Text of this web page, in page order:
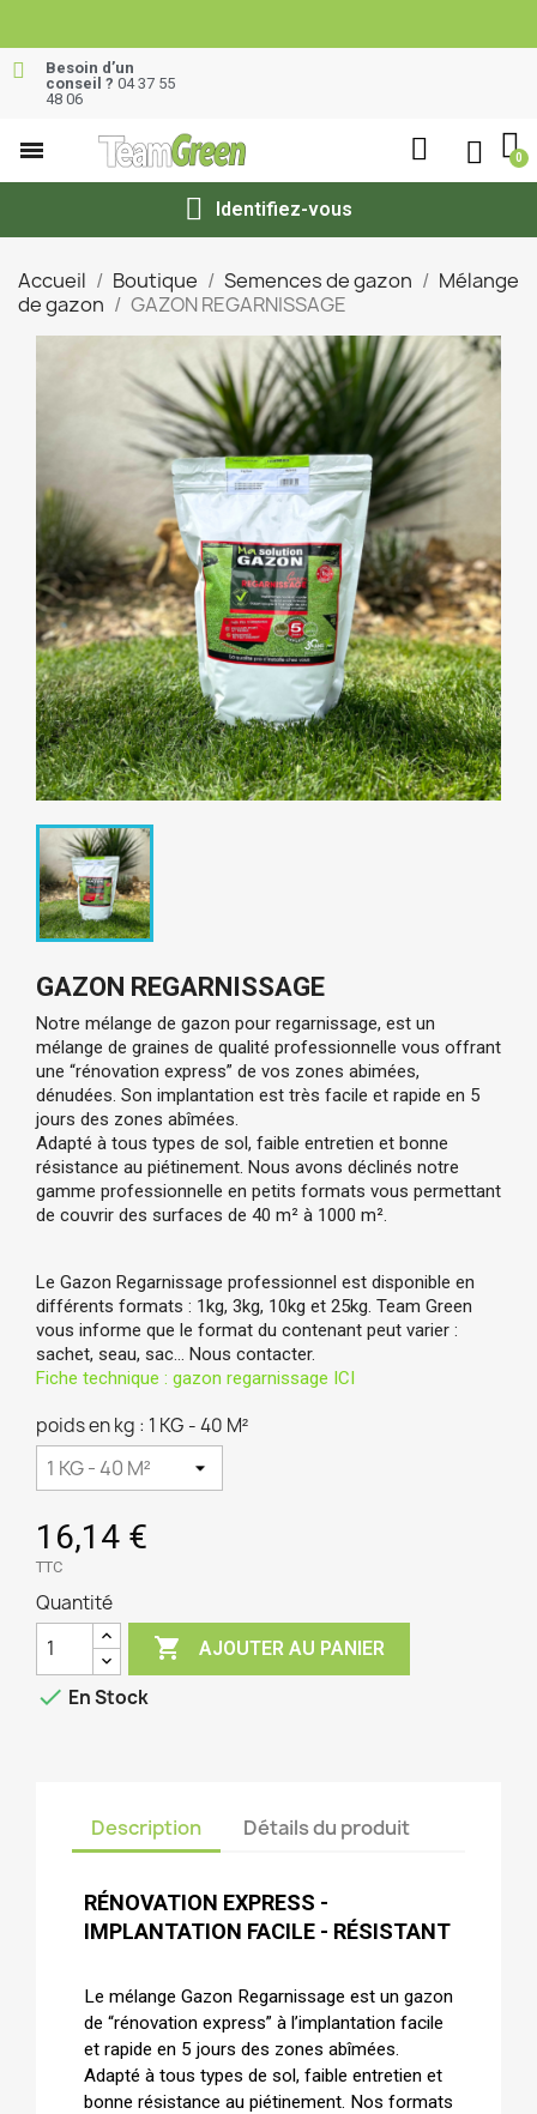
Besoin d’un
conseil ? 04 37 55
48 06
Identifiez-vous
Accueil Boutique Semences de gazon
Mélange
de gazon
GAZON REGARNISSAGE
GAZON REGARNISSAGE
Notre mélange de gazon pour regarnissage, est un
mélange de graines de qualité professionnelle vous offrant
une “rénovation express” de vos zones abimées,
dénudées. Son implantation est très facile et rapide en 5
jours des zones abîmées.
Adapté à tous types de sol, faible entretien et bonne
résistance au piétinement. Nous avons déclinés notre
gamme professionnelle en petits formats vous permettant
de couvrir des surfaces de 40 m² à 1000 m².
Le Gazon Regarnissage professionnel est disponible en
différents formats : 1kg, 3kg, 10kg et 25kg. Team Green
vous informe que le format du contenant peut varier :
sachet, seau, sac… Nous contacter.
Fiche technique : gazon regarnissage ICI
poids en kg : 1 KG - 40 M²
16,14 €
TTC
Quantité
 AJOUTER AU PANIER
 En Stock
Description Détails du produit
RÉNOVATION EXPRESS -
IMPLANTATION FACILE - RÉSISTANT
Le mélange Gazon Regarnissage est un gazon
de “rénovation express” à l’implantation facile
et rapide en 5 jours des zones abîmées.
Adapté à tous types de sol, faible entretien et
bonne résistance au piétinement. Nos formats